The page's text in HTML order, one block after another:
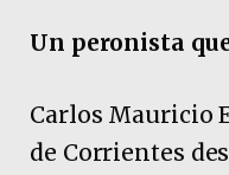
Un peronista
Carlos Mauricio
de Corrientes